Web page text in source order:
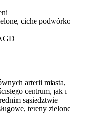
ciche podwórko
arterii miasta,
centrum, jak i
sąsiedztwie
tereny zielone